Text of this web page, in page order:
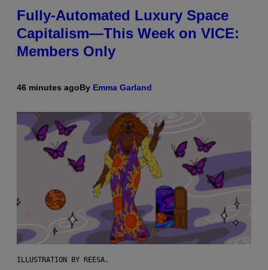
Fully-Automated Luxury Space
Capitalism—This Week on VICE:
Members Only
46 minutes agoBy Emma Garland
ILLUSTRATION BY REESA.